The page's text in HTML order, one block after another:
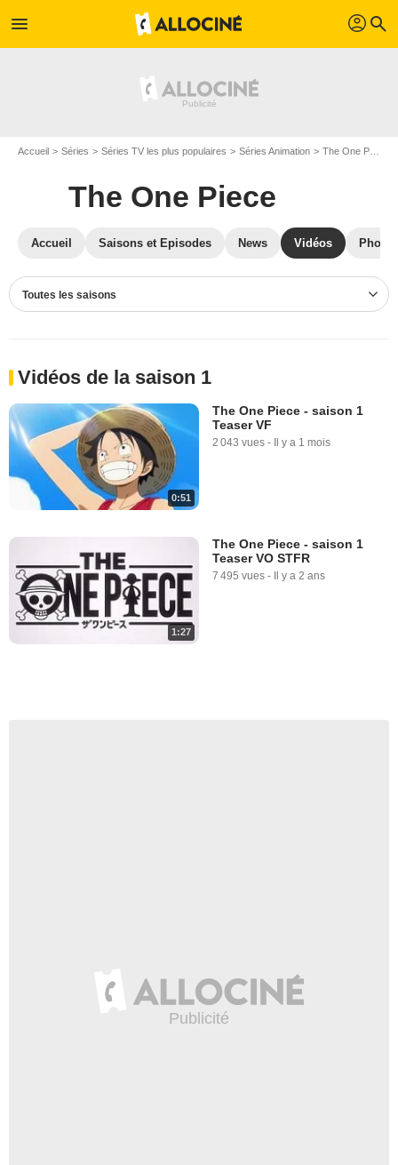
menu profil search
Accueil Séries Séries TV les plus populaires Séries Animation The One Piece
The One Piece
Accueil Saisons et Episodes News Vidéos Photos
Toutes les saisons
Vidéos de la saison 1
0:51
The One Piece - saison 1
Teaser VF
2 043 vues - Il y a 1 mois
1:27
The One Piece - saison 1
Teaser VO STFR
7 495 vues - Il y a 2 ans